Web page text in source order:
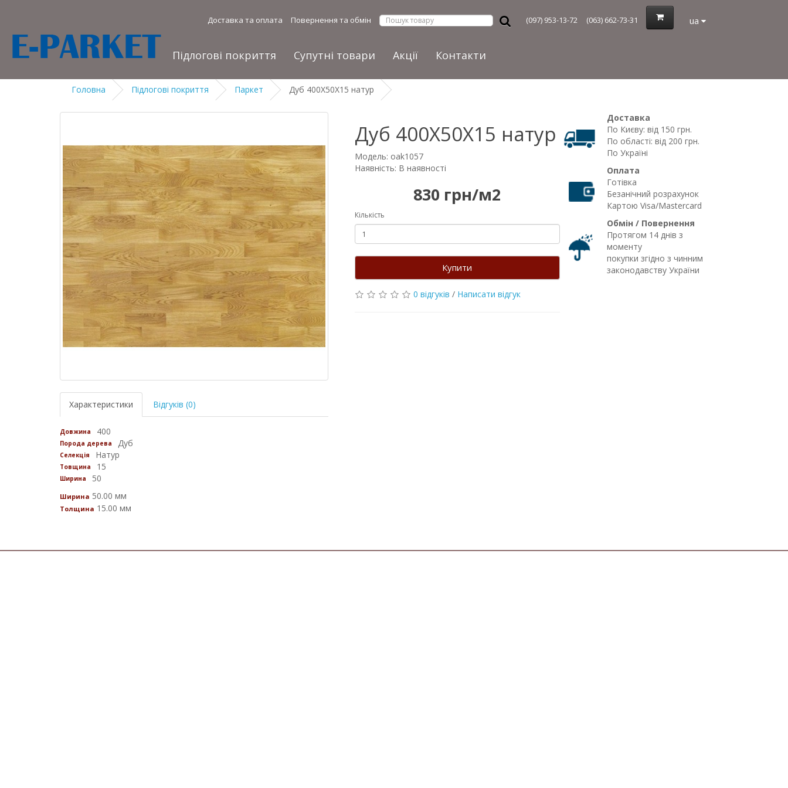
Доставка та оплата Повернення та обмін (097) 953-13-72 (063) 662-73-31 ua
Підлогові покриття Супутні товари Акції Контакти
Головна Підлогові покриття Паркет Дуб 400Х50Х15 натур
Характеристики Відгуків (0)
Довжина 400
Порода дерева Дуб
Селекція Натур
Товщина 15
Ширина 50
Ширина 50.00 мм
Толщина 15.00 мм
Дуб 400Х50Х15 натур
Модель: oak1057
Наявність: В наявності
830 грн/м2
Кількість
Купити
0 відгуків / Написати відгук
Доставка
По Києву: від 150 грн.
По області: від 200 грн.
По Україні
Оплата
Готівка
Безанічний розрахунок
Картою Visa/Mastercard
Обмін / Повернення
Протягом 14 днів з
моменту
покупки згідно з чинним
законодавству України